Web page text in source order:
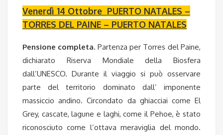
Venerdì 14 Ottobre PUERTO NATALES –
TORRES DEL PAINE – PUERTO NATALES
Pensione completa. Partenza per Torres del Paine,
dichiarato Riserva Mondiale della Biosfera
dall’UNESCO. Durante il viaggio si può osservare
parte del territorio dominato dall’ imponente
massiccio andino. Circondato da ghiacciai come El
Grey, cascate, lagune e laghi, come il Pehoe, è stato
riconosciuto come l’ottava meraviglia del mondo.